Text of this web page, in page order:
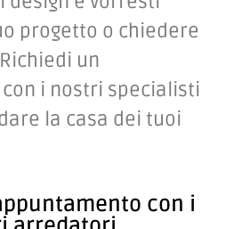
nostri marchi di
e vorresti
progetto o chiedere
Richiedi un
i nostri specialisti